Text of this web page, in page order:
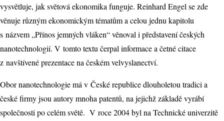
vysvětluje, jak světová ekonomika funguje. Reinhard Engel se zde
věnuje různým ekonomickým tématům a celou jednu kapitolu
s názvem „Přínos jemných vláken“ věnoval i představení českých
nanotechnologií. V tomto textu čerpal informace a četné citace
z navštívené prezentace na českém velvyslanectví.
Obor nanotechnologie má v České republice dlouholetou tradici a
české firmy jsou autory mnoha patentů, na jejichž základě vyrábí
společnosti po celém světě. V roce 2004 byl na Technické univerzitě